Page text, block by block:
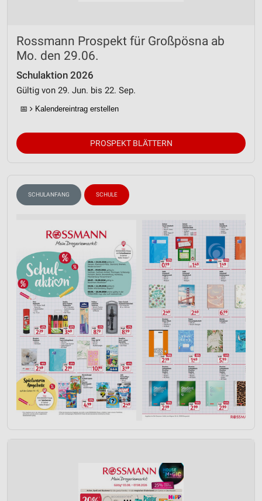
Rossmann Prospekt für Großpösna ab
Mo. den 29.06.
Schulaktion 2026
Gültig von 29. Jun. bis 22. Sep.
📅 Kalendereintrag erstellen
PROSPEKT BLÄTTERN
SCHULANFANG SCHULE